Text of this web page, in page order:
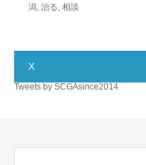
潟, 治る, 相談
X
Tweets by SCGAsince2014